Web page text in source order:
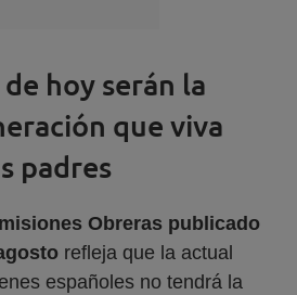
hoy serán la
que viva
padres
Obreras publicado
refleja que la actual
españoles no tendrá la